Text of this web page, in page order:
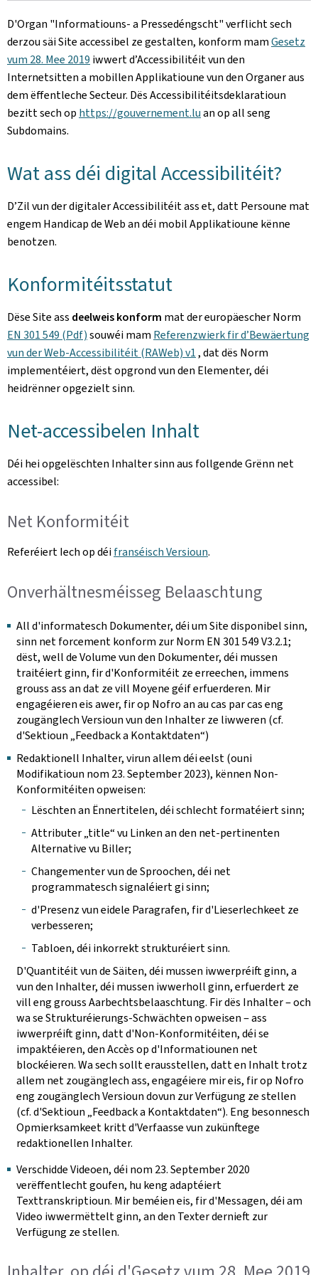
D'Organ "Informatiouns- a Pressedéngscht"verflicht sech
derzou säi Site accessibel ze gestalten, konform mamGesetz
vum 28. Mee 2019 iwwert d’Accessibilitéit vun den
Internetsitten a mobillen Applikatioune vun den Organer aus
dem ëffentleche Secteur. Dës Accessibilitéitsdeklaratioun
bezitt sech op https://gouvernement.luan op all seng
Subdomains.
Wat ass déi digital Accessibilitéit?
D’Zil vun der digitaler Accessibilitéit ass et, datt Persoune mat
engem Handicap de Web an déi mobil Applikatioune kënne
benotzen.
Konformitéitsstatut
Dëse Site ass deelweis konform mat der europäescher Norm
EN 301 549 (Pdf)souwéi mam Referenzwierk fir d’Bewäertung
vun der Web-Accessibilitéit (RAWeb) v1, dat dës Norm
implementéiert, dëst opgrond vun den Elementer, déi
heidrënner opgezielt sinn.
Net-accessibelen Inhalt
Déi hei opgelëschten Inhalter sinn aus follgende Grënn net
accessibel:
Net Konformitéit
Referéiert Iech op déifranséisch Versioun.
Onverhältnesméisseg Belaaschtung
All d'informatesch Dokumenter, déi um Site disponibel sinn,
sinn net forcement konform zur Norm EN 301 549 V3.2.1;
dëst, well de Volume vun den Dokumenter, déi mussen
traitéiert ginn, fir d'Konformitéit ze erreechen, immens
grouss ass an dat ze vill Moyene géif erfuerderen. Mir
engagéieren eis awer, fir op Nofro an au cas par cas eng
zougänglech Versioun vun den Inhalter ze liwweren (cf.
d'Sektioun „Feedback a Kontaktdaten“)
Redaktionell Inhalter, virun allem déi eelst (ouni
Modifikatioun nom 23. September 2023), kënnen Non-
Konformitéiten opweisen:
Lëschten an Ënnertitelen, déi schlecht formatéiert sinn;
Attributer „title“ vu Linken an den net-pertinenten
Alternative vu Biller;
Changementer vun de Sproochen, déi net
programmatesch signaléiert gi sinn;
d'Presenz vun eidele Paragrafen, fir d'Lieserlechkeet ze
verbesseren;
Tabloen, déi inkorrekt strukturéiert sinn.
D'Quantitéit vun de Säiten, déi mussen iwwerpréift ginn, a
vun den Inhalter, déi mussen iwwerholl ginn, erfuerdert ze
vill eng grouss Aarbechtsbelaaschtung. Fir dës Inhalter ‒ och
wa se Strukturéierungs-Schwächten opweisen ‒ ass
iwwerpréift ginn, datt d'Non-Konformitéiten, déi se
impaktéieren, den Accès op d'Informatiounen net
blockéieren. Wa sech sollt erausstellen, datt en Inhalt trotz
allem net zougänglech ass, engagéiere mir eis, fir op Nofro
eng zougänglech Versioun dovun zur Verfügung ze stellen
(cf. d'Sektioun „Feedback a Kontaktdaten“). Eng besonnesch
Opmierksamkeet kritt d'Verfaasse vun zukünftege
redaktionellen Inhalter.
Verschidde Videoen, déi nom 23. September 2020
verëffentlecht goufen, hu keng adaptéiert
Texttranskriptioun. Mir beméien eis, fir d'Messagen, déi am
Video iwwermëttelt ginn, an den Texter dernieft zur
Verfügung ze stellen.